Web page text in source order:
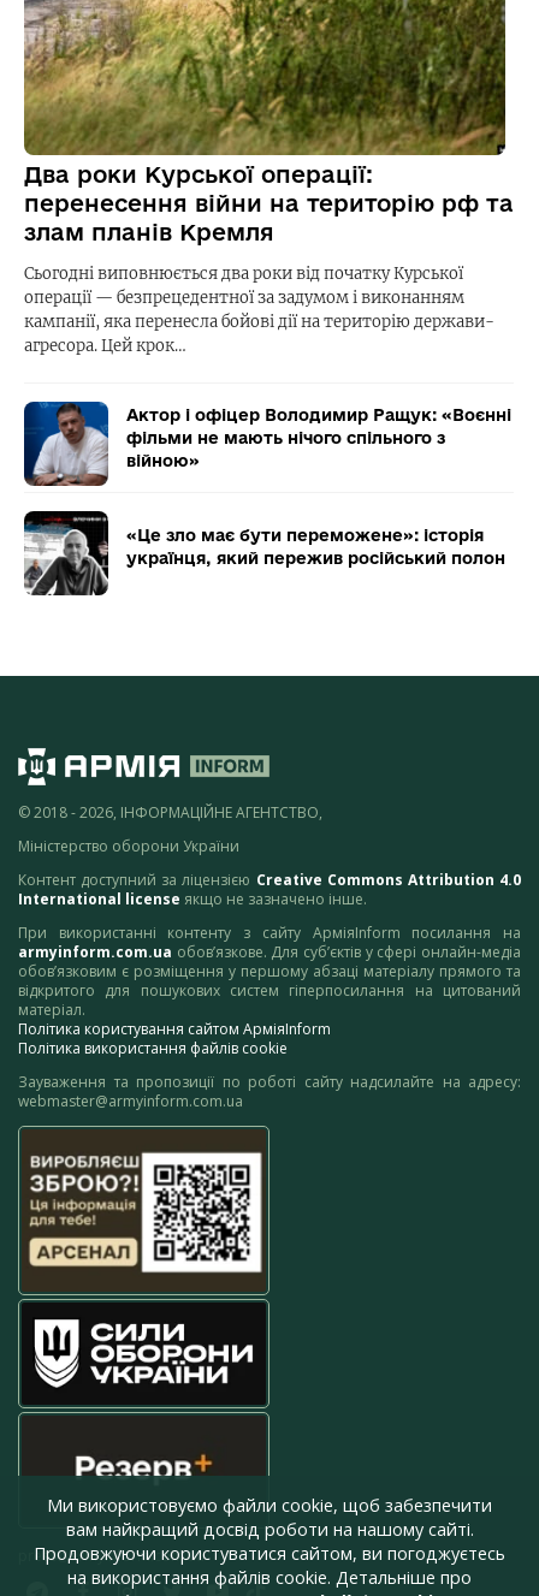
Два роки Курської операції:
перенесення війни на територію рф та
злам планів Кремля
Сьогодні виповнюється два роки від початку Курської
операції — безпрецедентної за задумом і виконанням
кампанії, яка перенесла бойові дії на територію держави-
агресора. Цей крок…
Актор і офіцер Володимир Ращук: «Воєнні
фільми не мають нічого спільного з
війною»
«Це зло має бути переможене»: історія
українця, який пережив російський полон
© 2018 - 2026, ІНФОРМАЦІЙНЕ АГЕНТСТВО,
Міністерство оборони України
Контент доступний за ліцензією Creative Commons Attribution 4.0
International license якщо не зазначено інше.
При використанні контенту з сайту АрміяInform посилання на
armyinform.com.ua обов’язкове. Для суб’єктів у сфері онлайн-медіа
обов’язковим є розміщення у першому абзаці матеріалу прямого та
відкритого для пошукових систем гіперпосилання на цитований
матеріал.
Політика користування сайтом АрміяInform
Політика використання файлів cookie
Зауваження та пропозиції по роботі сайту надсилайте на адресу:
webmaster@armyinform.com.ua
press@armyinform.com.ua
Ми використовуємо файли cookie, щоб забезпечити
вам найкращий досвід роботи на нашому сайті.
Продовжуючи користуватися сайтом, ви погоджуєтесь
на використання файлів cookie. Детальніше про